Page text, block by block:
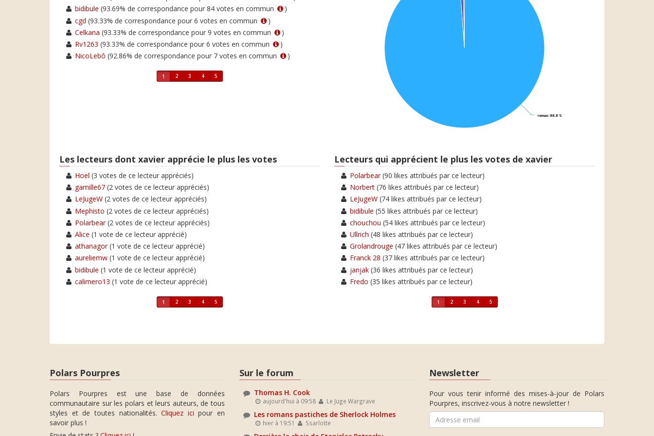
bidibule (93.69% de correspondance pour 84 votes en commun
)
cgd (93.33% de correspondance pour 6 votes en commun
)
Celkana (93.33% de correspondance pour 9 votes en commun
)
Rv1263 (93.33% de correspondance pour 6 votes en commun
)
NicoLebô (92.86% de correspondance pour 7 votes en commun )
1 2 3 4 5
roman: 98.8 %
roman: 98.8 %
Les lecteurs dont xavier apprécie le plus les votes
Hoel (3 votes de ce lecteur appréciés)
gamille67 (2 votes de ce lecteur appréciés)
LeJugeW (2 votes de ce lecteur appréciés)
Mephisto (2 votes de ce lecteur appréciés)
Polarbear(2 votes de ce lecteur appréciés)
Alice (1 vote de ce lecteur apprécié)
athanagor(1 vote de ce lecteur apprécié)
aureliemw (1 vote de ce lecteur apprécié)
bidibule (1 vote de ce lecteur apprécié)
calimero13 (1 vote de ce lecteur apprécié)
1 2 3 4 5
Lecteurs qui apprécient le plus les votes de xavier
Polarbear(90 likes attribués par ce lecteur)
Norbert (76 likes attribués par ce lecteur)
LeJugeW (74 likes attribués par ce lecteur)
bidibule (55 likes attribués par ce lecteur)
chouchou (54 likes attribués par ce lecteur)
Ullrich (48 likes attribués par ce lecteur)
Grolandrouge (47 likes attribués par ce lecteur)
Franck 28 (37 likes attribués par ce lecteur)
janjak (36 likes attribués par ce lecteur)
Fredo (35 likes attribués par ce lecteur)
1 2 3 4 5
Polars Pourpres
Polars Pourpres est une base de données
communautaire sur les polars et leurs auteurs, de tous
styles et de toutes nationalités.Cliquez ici pour en
savoir plus !
Sur le forum
Thomas H. Cook
aujourd'hui à 09:58 Le Juge Wargrave
Les romans pastiches de Sherlock Holmes
hier à 19:51 Ssarlotte
Newsletter
Pour vous tenir informé des mises-à-jour de Polars
Pourpres, inscrivez-vous à notre newsletter !